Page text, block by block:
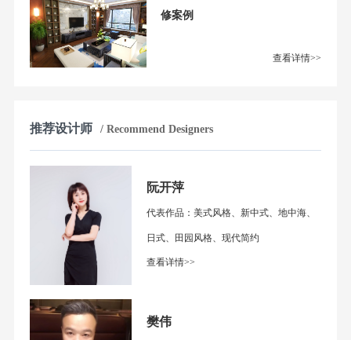
修案例
查看详情>>
推荐设计师 / Recommend Designers
阮开萍
代表作品：美式风格、新中式、地中海、
日式、田园风格、现代简约
查看详情>>
樊伟